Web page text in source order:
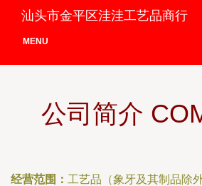
汕头市金平区洼洼工艺品商行
MENU
公司简介
经营范围： 工艺品（象牙及其制品除